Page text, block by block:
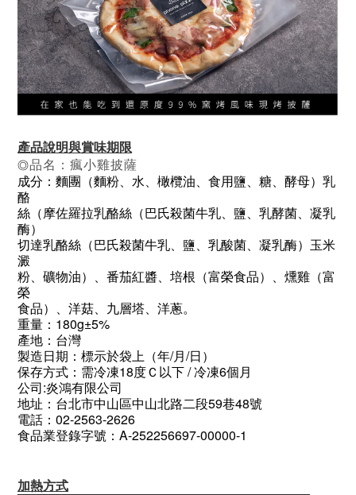
產品說明與賞味期限
◎品名：瘋小雞披薩
成分：麵團（麵粉、水、橄欖油、食用鹽、糖、酵母）乳
酪
絲（摩佐羅拉乳酪絲（巴氏殺菌牛乳、鹽、乳酵菌、凝乳
酶）
切達乳酪絲（巴氏殺菌牛乳、鹽、乳酸菌、凝乳酶）玉米
澱
粉、礦物油）、番茄紅醬、培根（富榮食品）、燻雞（富
榮
食品）、洋菇、九層塔、洋蔥。
重量：180g±5%
產地：台灣
製造日期：標示於袋上（年/月/日）
保存方式：需冷凍18度Ｃ以下 / 冷凍6個月
公司:炎鴻有限公司
地址：台北市中山區中山北路二段59巷48號
電話：02-2563-2626
食品業登錄字號：A-252256697-00000-1
加熱方式